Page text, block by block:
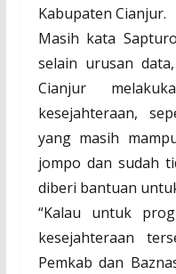
Kabupaten Cianjur.
Masih kata
selain urusan
Cianjur
kesejahteraan,
yang masih
jompo dan sudah
diberi bantuan
“Kalau untuk
kesejahteraan
Pemkab dan